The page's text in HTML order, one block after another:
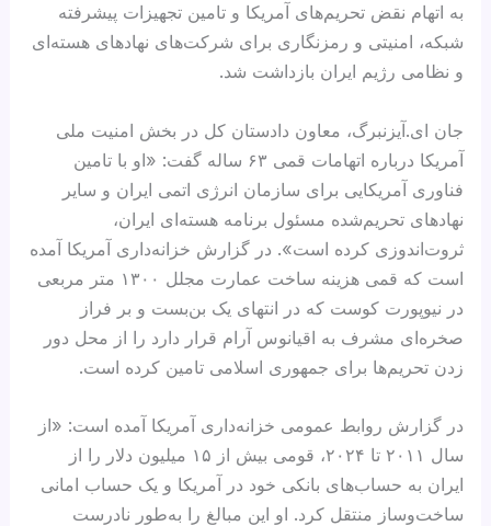
به اتهام نقض تحریم‌های آمریکا و تامین تجهیزات پیشرفته
شبکه، امنیتی و رمزنگاری برای شرکت‌های نهادهای هسته‌ای
و نظامی رژیم ایران بازداشت شد.
جان ای.‌آیزنبرگ، معاون دادستان کل در بخش امنیت ملی
آمریکا درباره اتهامات قمی ۶۳ ساله گفت: «او با تامین
فناوری آمریکایی برای سازمان انرژی اتمی ایران و سایر
نهادهای تحریم‌شده مسئول برنامه هسته‌ای ایران،
ثروت‌اندوزی کرده است». در گزارش خزانه‌داری آمریکا آمده
است که قمی هزینه ساخت عمارت مجلل ۱۳۰۰ متر مربعی
در نیوپورت کوست که در انتهای یک بن‌بست و بر فراز
صخره‌ای مشرف به اقیانوس آرام قرار دارد را از محل دور
زدن تحریم‌ها برای جمهوری اسلامی تامین کرده است.
در گزارش روابط عمومی خزانه‌داری آمریکا آمده است: «از
سال ۲۰۱۱ تا ۲۰۲۴، قومی بیش از ۱۵ میلیون دلار را از
ایران به حساب‌های بانکی خود در آمریکا و یک حساب امانی
ساخت‌وساز منتقل کرد. او این مبالغ را به‌طور نادرست